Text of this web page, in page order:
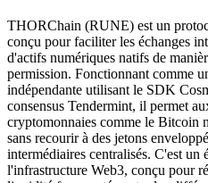
THORChain (RUNE) est un
conçu pour faciliter les échanges
d'actifs numériques natifs de
permission. Fonctionnant comme
indépendante utilisant le SDK
consensus Tendermint, il permet
cryptomonnaies comme le Bitcoin
sans recourir à des jetons
intermédiaires centralisés. C'est un
l'infrastructure Web3, conçu pour